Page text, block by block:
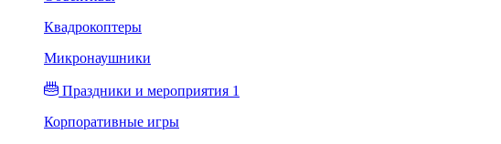
Квадрокоптеры
Микронаушники
Праздники и мероприятия 1
Корпоративные игры